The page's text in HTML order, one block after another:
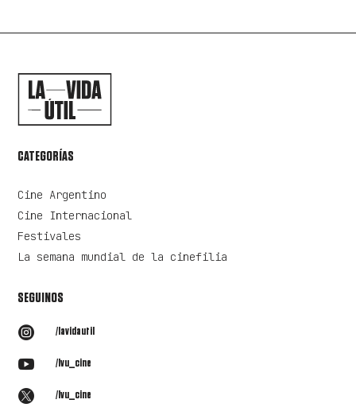
CATEGORÍAS
Cine Argentino
Cine Internacional
Festivales
La semana mundial de la cinefilia
SEGUINOS
 /lavidautil
 /lvu_cine
 /lvu_cine